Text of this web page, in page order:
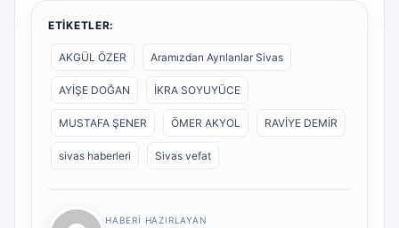
ETIKETLER:
AKGÜL ÖZER Aramızdan Ayrılanlar Sivas
AYİŞE DOĞAN İKRA SOYUYÜCE
MUSTAFA ŞENER ÖMER AKYOL RAVİYE DEMİR
sivas haberleri Sivas vefat
HABERI HAZIRLAYAN